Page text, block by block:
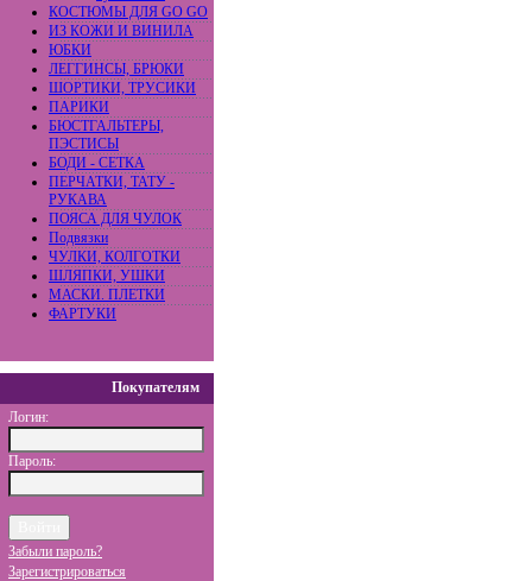
КОСТЮМЫ ДЛЯ GO GO
ИЗ КОЖИ И ВИНИЛА
ЮБКИ
ЛЕГГИНСЫ, БРЮКИ
ШОРТИКИ, ТРУСИКИ
ПАРИКИ
БЮСТГАЛЬТЕРЫ,
ПЭСТИСЫ
БОДИ - СЕТКА
ПЕРЧАТКИ, ТАТУ -
РУКАВА
ПОЯСА ДЛЯ ЧУЛОК
Подвязки
ЧУЛКИ, КОЛГОТКИ
ШЛЯПКИ, УШКИ
МАСКИ. ПЛЕТКИ
ФАРТУКИ
Покупателям
Логин:
Пароль:
Забыли пароль?
Зарегистрироваться